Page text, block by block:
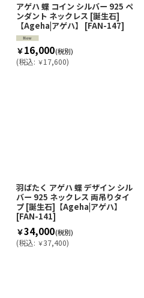
アゲハ 蝶 コイン シルバー 925 ペ
ンダント ネックレス [誕生石]
【Ageha|アゲハ】
[FAN-147]
￥16,000(税別)
(税込: ￥17,600)
羽ばたく アゲハ 蝶 デザイン シル
バー 925 ネックレス 両吊りタイ
プ [誕生石]【Ageha|アゲハ】
[FAN-141]
￥34,000(税別)
(税込: ￥37,400)